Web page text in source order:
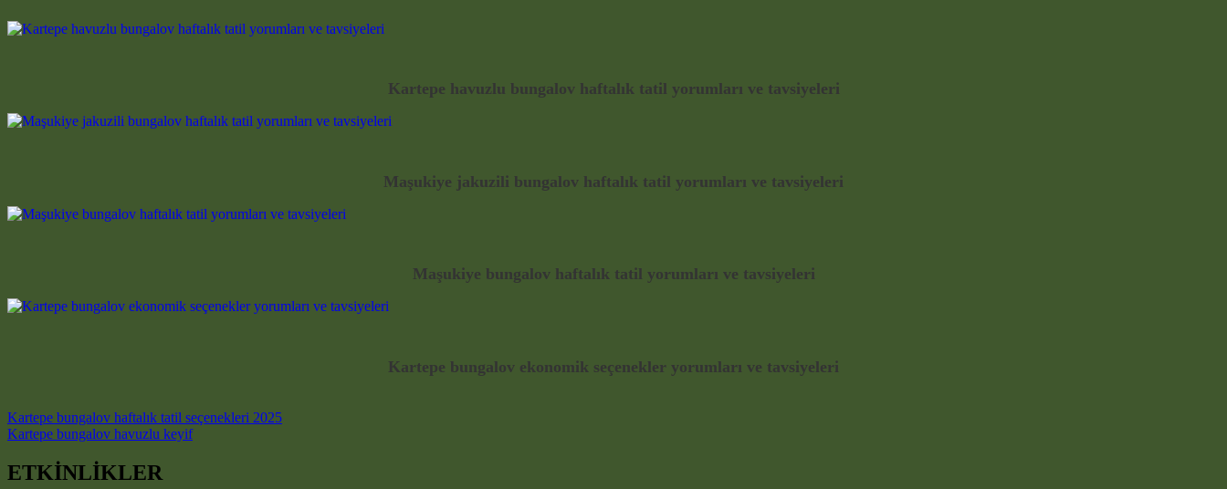
Kartepe havuzlu bungalov haftalık tatil yorumları ve tavsiyeleri
Maşukiye jakuzili bungalov haftalık tatil yorumları ve tavsiyeleri
Maşukiye bungalov haftalık tatil yorumları ve tavsiyeleri
Kartepe bungalov ekonomik seçenekler yorumları ve tavsiyeleri
Post navigation
Kartepe bungalov haftalık tatil seçenekleri 2025
Kartepe bungalov havuzlu keyif
ETKİNLİKLER